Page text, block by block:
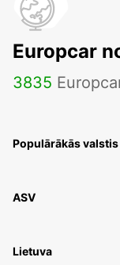
Europcar
3835
Populārākās valstis
ASV
Lietuva